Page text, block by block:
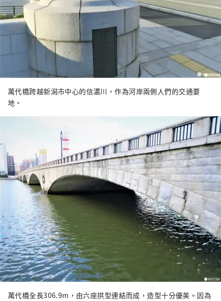
萬代橋跨越新潟市中心的信濃川，作為河岸兩側人們的交通要
地。
萬代橋全長306.9m，由六座拱型連結而成，造型十分優美。因為